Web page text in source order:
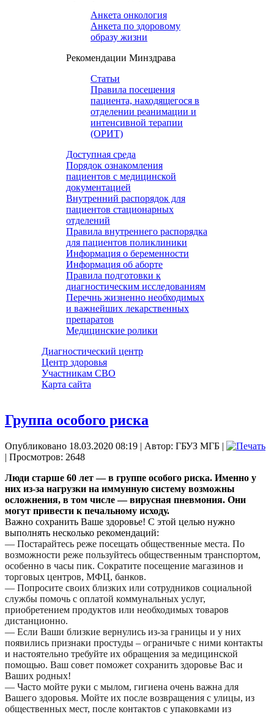
Анкета онкология
Анкета по здоровому
образу жизни
Рекомендации Минздрава
Статьи
Правила посещения
пациента, находящегося в
отделении реанимации и
интенсивной терапии
(ОРИТ)
Доступная среда
Порядок ознакомления
пациентов с медицинской
документацией
Внутренний распорядок для
пациентов стационарных
отделений
Правила внутреннего распорядка
для пациентов поликлиники
Информация о беременности
Информация об аборте
Правила подготовки к
диагностическим исследованиям
Перечнь жизненно необходимых
и важнейших лекарственных
препаратов
Медицинские ролики
Диагностический центр
Центр здоровья
Участникам СВО
Карта сайта
Группа особого риска
Опубликовано 18.03.2020 08:19 | Автор: ГБУЗ МГБ |
| Просмотров: 2648
Люди старше 60 лет — в группе особого риска. Именно у
них из-за нагрузки на иммунную систему возможны
осложнения, в том числе — вирусная пневмония. Они
могут привести к печальному исходу.
Важно сохранить Ваше здоровье! С этой целью нужно
выполнять несколько рекомендаций:
— Постарайтесь реже посещать общественные места. По
возможности реже пользуйтесь общественным транспортом,
особенно в часы пик. Сократите посещение магазинов и
торговых центров, МФЦ, банков.
— Попросите своих близких или сотрудников социальной
службы помочь с оплатой коммунальных услуг,
приобретением продуктов или необходимых товаров
дистанционно.
— Если Ваши близкие вернулись из-за границы и у них
появились признаки простуды – ограничьте с ними контакты
и настоятельно требуйте их обращения за медицинской
помощью. Ваш совет поможет сохранить здоровье Вас и
Ваших родных!
— Часто мойте руки с мылом, гигиена очень важна для
Вашего здоровья. Мойте их после возвращения с улицы, из
общественных мест, после контактов с упаковками из